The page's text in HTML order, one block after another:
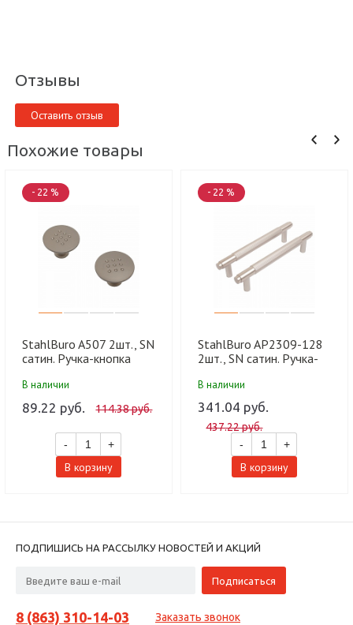
Отзывы
Оставить отзыв
Похожие товары
- 22 %
StahlBuro A507 2шт., SN
сатин. Ручка-кнопка
В наличии
89.22 руб. 114.38 руб.
- +
В корзину
- 22 %
StahlBuro AP2309-128
2шт., SN сатин. Ручка-
150)
В наличии
341.04 руб.
437.22 руб.
-
+
В корзину
ПОДПИШИСЬ НА РАССЫЛКУ НОВОСТЕЙ И АКЦИЙ
8 (863) 310-14-03 Заказать звонок